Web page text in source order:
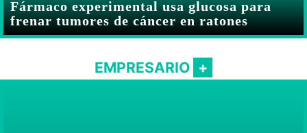
Fármaco experimental usa glucosa para
frenar tumores de cáncer en ratones
EMPRESARIO